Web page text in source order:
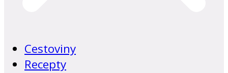
Cestoviny
Recepty